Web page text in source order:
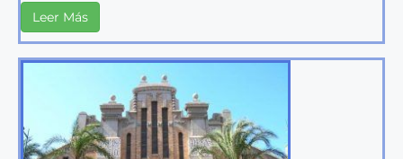
Leer Más